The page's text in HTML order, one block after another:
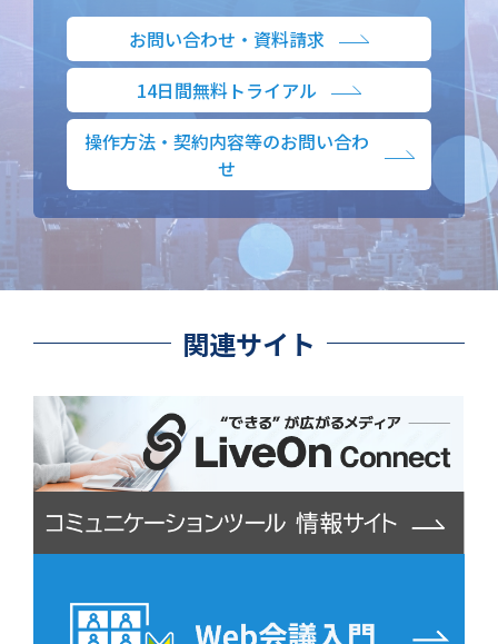
お問い合わせ・資料請求
14日間無料トライアル
操作方法・契約内容等のお問い合わ
せ
関連サイト